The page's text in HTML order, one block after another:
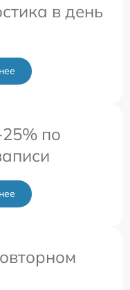
в день
по